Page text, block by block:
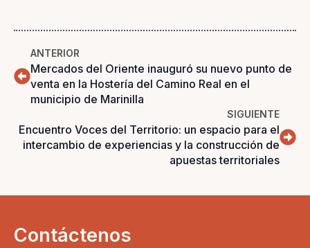
ANTERIOR
Mercados del Oriente inauguró su nuevo punto de
venta en la Hostería del Camino Real en el
municipio de Marinilla
SIGUIENTE
Encuentro Voces del Territorio: un espacio para el
intercambio de experiencias y la construcción de
apuestas territoriales
Contáctenos